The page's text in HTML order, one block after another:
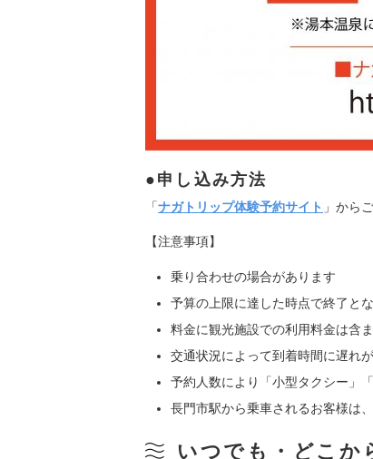
申し込み方法
「ナガトリップ体験予約サイト 」から
【注意事項】
乗り合わせの場合があります
予算の上限に達した時点で終了と
料金に観光施設での利用料金は含
交通状況によって到着時間に遅れ
予約人数により「小型タクシー」
長門市駅から乗車されるお客様は
いつでも・どこか